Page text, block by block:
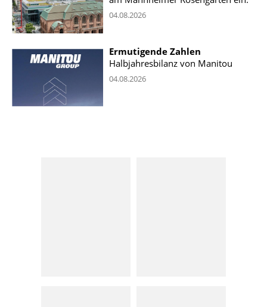
04.08.2026
Ermutigende Zahlen
Halbjahresbilanz von Manitou
04.08.2026